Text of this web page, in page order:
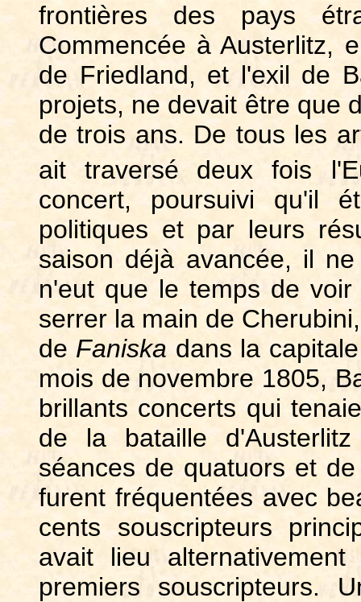
frontières des pays
Commencée à Austerlitz,
de Friedland, et l'exil de
projets, ne devait être que
de trois ans. De tous les
ait traversé
deux fois
concert, poursuivi qu'il
politiques et par leurs
saison déjà avancée, il
n'eut que le temps de
serrer la main de
de Faniska dans la
mois de novembre 1805,
brillants concerts qui
de la bataille
séances de quatuors et
furent fréquentées avec
cents souscripteurs
avait lieu
premiers souscripteurs.